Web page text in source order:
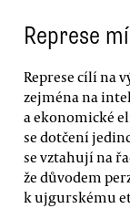
Represe
Represe cílí na
zejména na
a ekonomické
se dotčení
se vztahují na
že důvodem
k ujgurskému